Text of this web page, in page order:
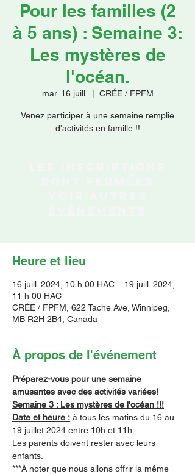
Pour les familles (2
à 5 ans) : Semaine 3:
Les mystères de
l'océan.
mar. 16 juill. CRÉE / FPFM
Venez participer à une semaine remplie
d'activités en famille !!
Heure et lieu
16 juill. 2024, 10 h 00 HAC – 19 juill. 2024,
11 h 00 HAC
CRÉE / FPFM, 622 Tache Ave, Winnipeg,
MB R2H 2B4, Canada
À propos de l'événement
Préparez-vous pour une semaine
amusantes avec des activités variées!
Semaine 3 : Les mystères de l'océan !!!
Date et heure : à tous les matins du 16 au
19 juillet 2024 entre 10h et 11h.
Les parents doivent rester avec leurs
enfants.
***À noter que nous allons offrir la même